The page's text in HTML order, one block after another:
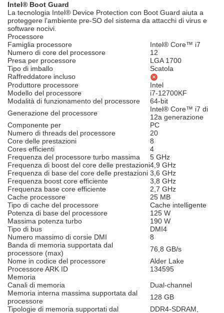
Intel® Boot Guard
La tecnologia Intel® Device Protection con Boot Guard aiuta a
proteggere l'ambiente pre-SO del sistema da attacchi di virus e
software nocivi.
Processore
Famiglia processore
Intel® Core™ i7
Numero di core del processore
12
Presa per processore
LGA 1700
Tipo di imballo
Scatola
Raffreddatore incluso
Produttore processore
Intel
Modello del processore
i7-12700KF
Modalità di funzionamento del processore
64-bit
Generazione del processore
Intel® Core™ i7 di
12a generazione
Componente per
PC
Numero di threads del processore
20
Core delle prestazioni
8
Cores efficienti
4
Frequenza del processore turbo massima
5 GHz
Frequenza di boost del core delle prestazioni4,9 GHz
Frequenza di base del core delle prestazioni 3,6 GHz
Frequenza boost core efficiente
3,8 GHz
Frequenza base core efficiente
2,7 GHz
Cache processore
25 MB
Tipo di cache del processore
Cache intelligente
Potenza di base del processore
125 W
Massima potenza turbo
190 W
Tipo di bus
DMI4
Numero massimo di corsie DMI
8
Banda di memoria supportata dal
processore (max)
76,8 GB/s
Nome in codice del processore
Alder Lake
Processore ARK ID
134595
Memoria
Canali di memoria
Dual-channel
Memoria interna massima supportata dal
processore
128 GB
Tipologie di memoria supportati dal
DDR4-SDRAM,